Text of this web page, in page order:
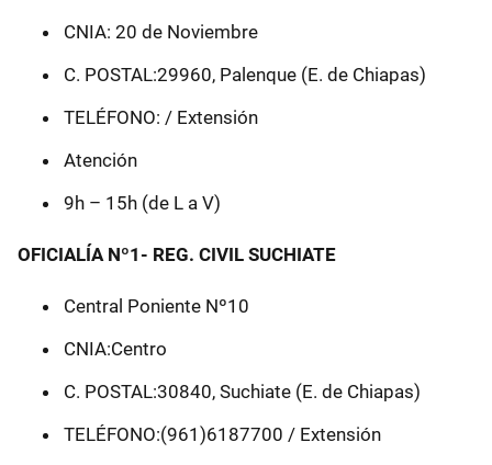
CNIA: 20 de Noviembre
C. POSTAL:29960, Palenque (E. de Chiapas)
TELÉFONO: / Extensión
Atención
9h – 15h (de L a V)
OFICIALÍA Nº1- REG. CIVIL SUCHIATE
Central Poniente Nº10
CNIA:Centro
C. POSTAL:30840, Suchiate (E. de Chiapas)
TELÉFONO:(961)6187700 / Extensión